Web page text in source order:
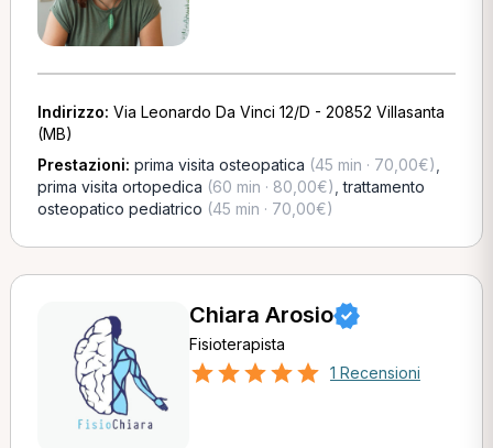
Indirizzo: Via Leonardo Da Vinci 12/D - 20852 Villasanta
(MB)
Prestazioni: prima visita osteopatica (45 min · 70,00€)
prima visita ortopedica (60 min · 80,00€) ,trattamento
osteopatico pediatrico (45 min · 70,00€)
Chiara Arosio
Fisioterapista
1 Recensioni